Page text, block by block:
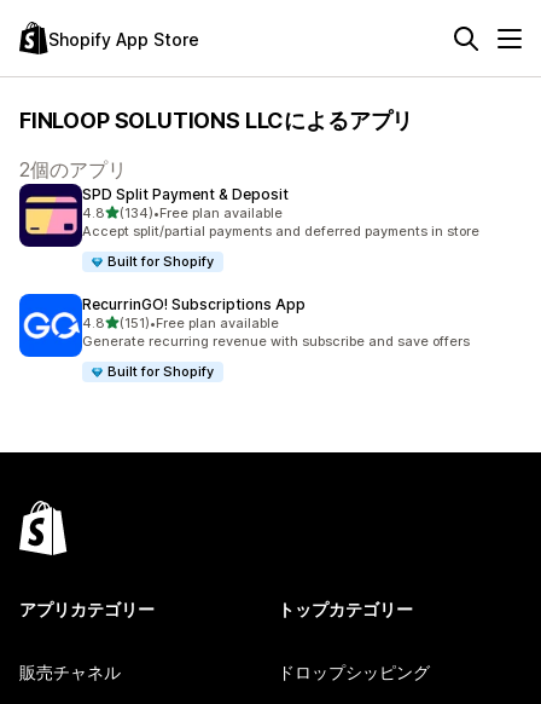
Shopify App Store
FINLOOP SOLUTIONS LLCによるアプリ
2個のアプリ
SPD Split Payment & Deposit
4.85つ星中
(134)
合計レビュー数：134件
•Free plan available
Accept split/partial payments and deferred payments in store
Built for Shopify
RecurrinGO! Subscriptions App
4.85つ星中
(151)
合計レビュー数：151件
•Free plan available
Generate recurring revenue with subscribe and save offers
Built for Shopify
アプリカテゴリー
販売チャネル
トップカテゴリー
ドロップシッピング